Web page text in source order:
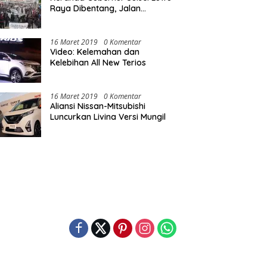
Raya Dibentang, Jalan
16 Maret 2019 0 Komentar
Video: Kelemahan dan
Kelebihan All New Terios
16 Maret 2019 0 Komentar
Aliansi Nissan-Mitsubishi
Luncurkan Livina Versi Mungil